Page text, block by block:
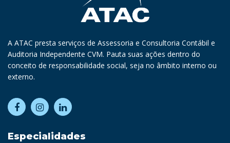
A ATAC presta serviços de Assessoria e Consultoria Contábil e
Auditoria Independente CVM. Pauta suas ações dentro do
conceito de responsabilidade social, seja no âmbito interno ou
externo.
Especialidades